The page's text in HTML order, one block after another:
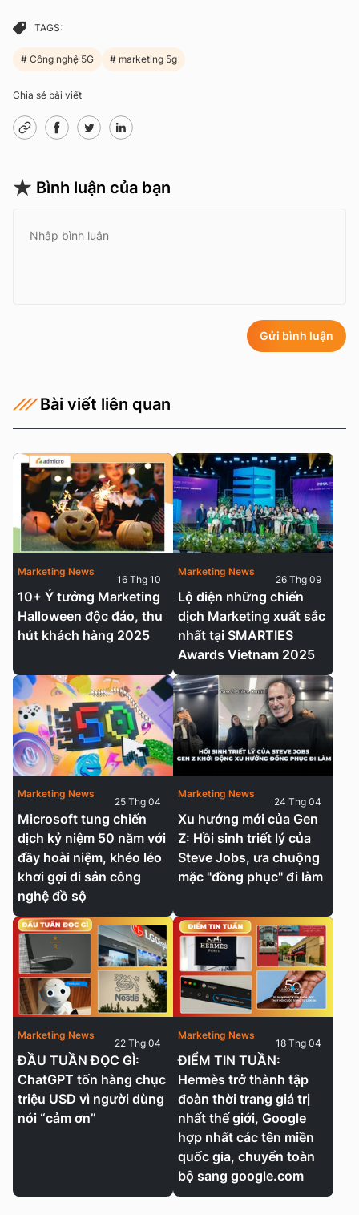
TAGS:
Công nghệ 5G marketing 5g
Chia sẻ bài viết
Bình luận của bạn
Gửi bình luận
Bài viết liên quan
10+ Ý tưởng Marketing
Halloween độc đáo, thu
hút khách hàng 2025
Marketing News
16 Thg 10
Lộ diện những chiến
dịch Marketing xuất sắc
nhất tại SMARTIES
Awards Vietnam 2025
Marketing News
26 Thg 09
Microsoft tung chiến
dịch kỷ niệm 50 năm với
đầy hoài niệm, khéo léo
khơi gợi di sản công
nghệ đồ sộ
Marketing News
25 Thg 04
Xu hướng mới của Gen
Z: Hồi sinh triết lý của
Steve Jobs, ưa chuộng
mặc "đồng phục" đi làm
Marketing News
24 Thg 04
ĐẦU TUẦN ĐỌC GÌ:
ChatGPT tốn hàng chục
triệu USD vì người dùng
nói “cảm ơn”
Marketing News
22 Thg 04
ĐIỂM TIN TUẦN:
Hermès trở thành tập
đoàn thời trang giá trị
nhất thế giới, Google
hợp nhất các tên miền
quốc gia, chuyển toàn
bộ sang google.com
Marketing News
18 Thg 04